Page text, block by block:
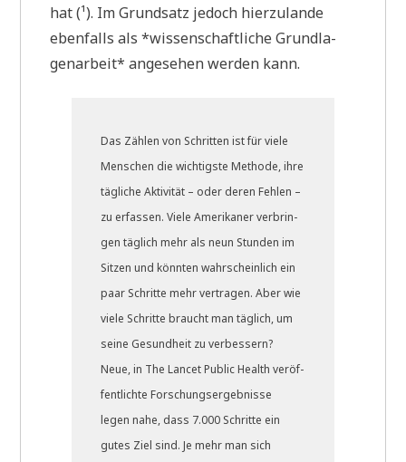
hat (¹). Im Grund­satz jedoch hier­zu­lan­de
eben­falls als *wis­sen­schaft­li­che Grund­la­
gen­ar­beit* ange­se­hen wer­den kann.
Das Zäh­len von Schrit­ten ist für vie­le
Men­schen die wich­tig­ste Metho­de, ihre
täg­li­che Akti­vi­tät – oder deren Feh­len –
zu erfas­sen. Vie­le Ame­ri­ka­ner ver­brin­
gen täg­lich mehr als neun Stun­den im
Sit­zen und könn­ten wahr­schein­lich ein
paar Schrit­te mehr ver­tra­gen. Aber wie
vie­le Schrit­te braucht man täg­lich, um
sei­ne Gesund­heit zu ver­bes­sern?
Neue, in The Lan­cet Public Health ver­öf­
fent­lich­te For­schungs­er­geb­nis­se
legen nahe, dass 7.000 Schrit­te ein
gutes Ziel sind. Je mehr man sich